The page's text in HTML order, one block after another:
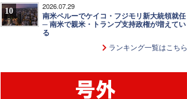
10 2026.07.29
南米ペルーでケイコ・フジモリ新大統領就任
─ 南米で親米・トランプ支持政権が増えてい
る
ランキング一覧はこちら